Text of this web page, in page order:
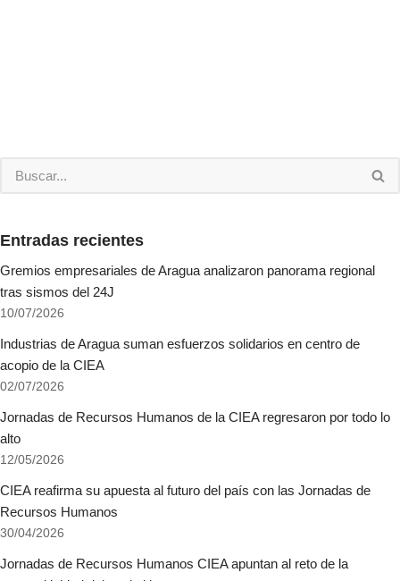
Entradas recientes
Gremios empresariales de Aragua analizaron panorama regional
tras sismos del 24J
10/07/2026
Industrias de Aragua suman esfuerzos solidarios en centro de
acopio de la CIEA
02/07/2026
Jornadas de Recursos Humanos de la CIEA regresaron por todo lo
alto
12/05/2026
CIEA reafirma su apuesta al futuro del país con las Jornadas de
Recursos Humanos
30/04/2026
Jornadas de Recursos Humanos CIEA apuntan al reto de la